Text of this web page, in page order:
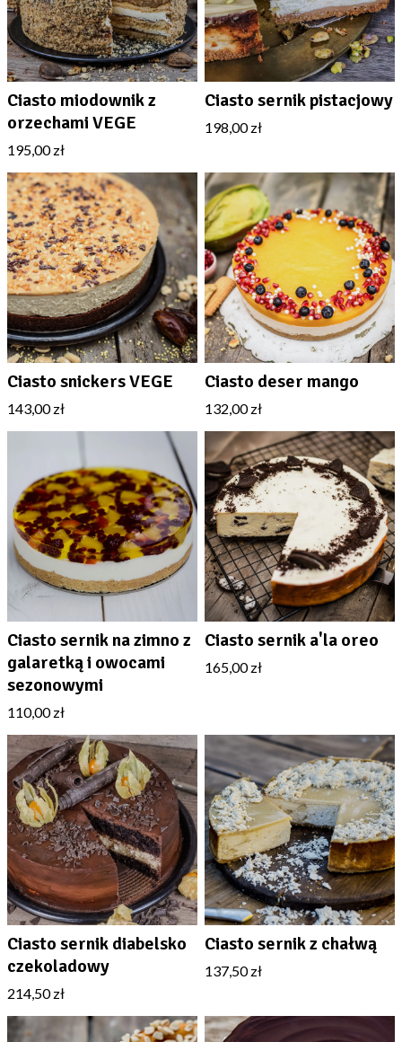
Ciasto miodownik z
orzechami VEGE
195,00 zł
Ciasto sernik pistacjowy
198,00 zł
Ciasto snickers VEGE
143,00 zł
Ciasto deser mango
132,00 zł
Ciasto sernik na zimno z
galaretką i owocami
sezonowymi
110,00 zł
Ciasto sernik a'la oreo
165,00 zł
Ciasto sernik diabelsko
czekoladowy
214,50 zł
Ciasto sernik z chałwą
137,50 zł